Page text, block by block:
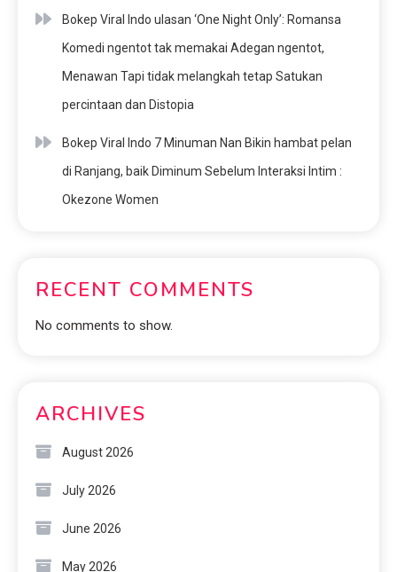
Bokep Viral Indo ulasan ‘One Night Only’: Romansa
Komedi ngentot tak memakai Adegan ngentot,
Menawan Tapi tidak melangkah tetap Satukan
percintaan dan Distopia
Bokep Viral Indo 7 Minuman Nan Bikin hambat pelan
di Ranjang, baik Diminum Sebelum Interaksi Intim :
Okezone Women
RECENT COMMENTS
No comments to show.
ARCHIVES
August 2026
July 2026
June 2026
May 2026